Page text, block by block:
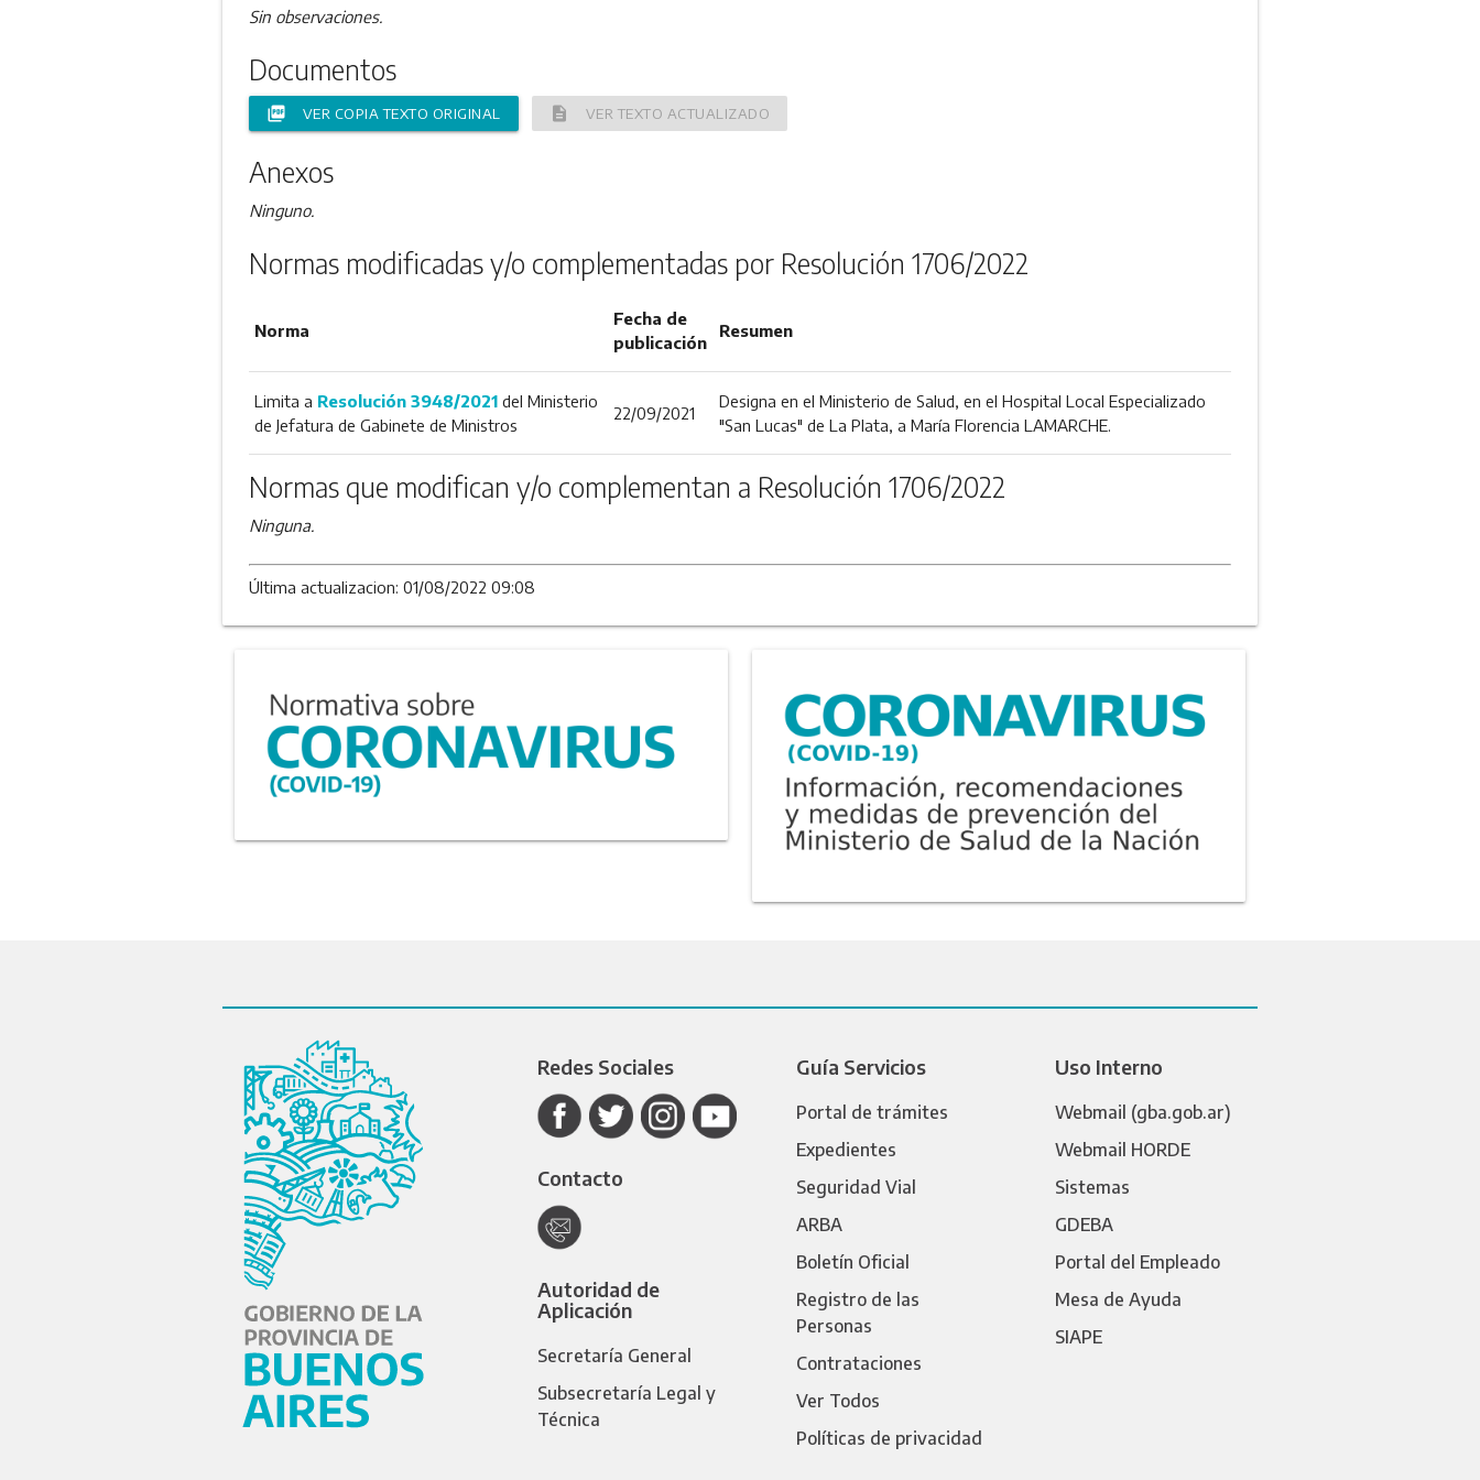
Sin observaciones.
Documentos
picture_as_pdf VER COPIA TEXTO ORIGINAL description VER TEXTO ACTUALIZADO
Anexos
Ninguno.
Normas modificadas y/o complementadas por Resolución 1706/2022
Norma
Fecha de
publicación
Resumen
Limita a Resolución 3948/2021del Ministerio
de Jefatura de Gabinete de Ministros
22/09/2021
Designa en el Ministerio de Salud, en el Hospital Local Especializado
"San Lucas" de La Plata, a María Florencia LAMARCHE.
Normas que modifican y/o complementan a Resolución 1706/2022
Ninguna.
Última actualizacion: 01/08/2022 09:08
Redes Sociales
Contacto
Autoridad de
Aplicación
Secretaría General
Subsecretaría Legal y
Técnica
Guía Servicios
Portal de trámites
Expedientes
Seguridad Vial
ARBA
Boletín Oficial
Registro de las
Personas
Contrataciones
Ver Todos
Políticas de privacidad
Uso Interno
Webmail (gba.gob.ar)
Webmail HORDE
Sistemas
GDEBA
Portal del Empleado
Mesa de Ayuda
SIAPE